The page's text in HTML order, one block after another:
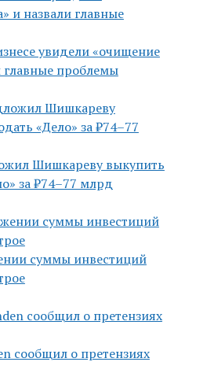
увидели «очищение
главные проблемы
Шишкареву выкупить
за ₽74–77 млрд
суммы инвестиций
сообщил о претензиях